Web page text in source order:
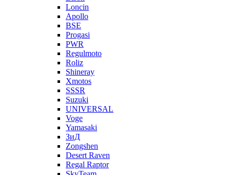
Loncin
Apollo
BSE
Progasi
PWR
Regulmoto
Roliz
Shineray
Xmotos
SSSR
Suzuki
UNIVERSAL
Voge
Yamasaki
ЗиД
Zongshen
Desert Raven
Regal Raptor